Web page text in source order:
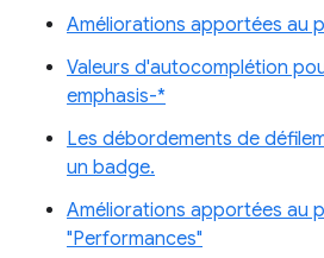
Améliorations apportées au
Valeurs d'autocomplétion
emphasis-*
Les débordements de
un badge.
Améliorations apportées au
"Performances"